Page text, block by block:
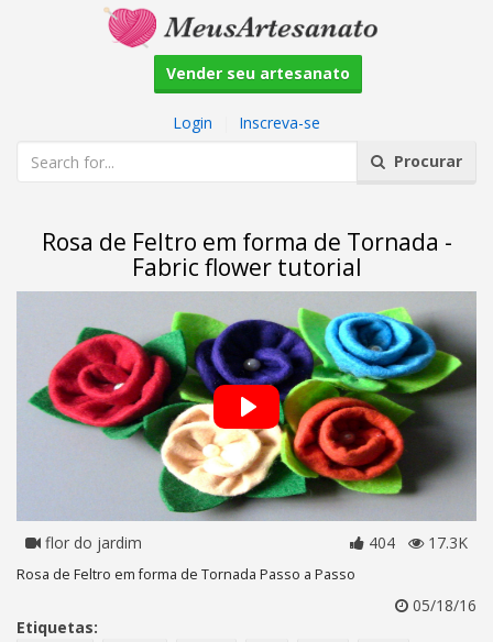
Vender seu artesanato
Login
Inscreva-se
Procurar
Rosa de Feltro em forma de Tornada -
Fabric flower tutorial
flor do jardim 404 17.3K
Rosa de Feltro em forma de Tornada Passo a Passo
05/18/16
Etiquetas: